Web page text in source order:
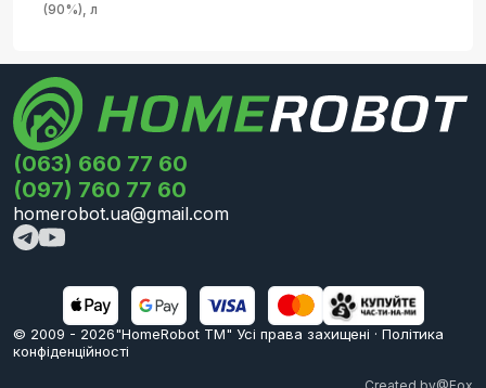
(90%), л
(063) 660 77 60
(097) 760 77 60
homerobot.ua@gmail.com
© 2009 - 2026"HomeRobot ТМ" Усi права захищені · Політика
конфіденційності